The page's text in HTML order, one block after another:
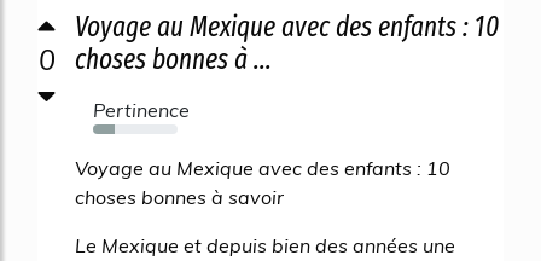
0
Voyage au Mexique avec des enfants : 10
choses bonnes à ...
Pertinence
26%
Voyage au Mexique avec des enfants : 10
choses bonnes à savoir
Le Mexique et depuis bien des années une